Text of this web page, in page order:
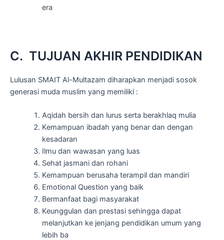
era
C. TUJUAN AKHIR PENDIDIKAN
Lulusan SMAIT Al-Multazam diharapkan menjadi sosok
generasi muda muslim yang memiliki :
Aqidah bersih dan lurus serta berakhlaq mulia
Kemampuan ibadah yang benar dan dengan
kesadaran
Ilmu dan wawasan yang luas
Sehat jasmani dan rohani
Kemampuan berusaha terampil dan mandiri
Emotional Question yang baik
Bermanfaat bagi masyarakat
Keunggulan dan prestasi sehingga dapat
melanjutkan ke jenjang pendidikan umum yang
lebih ba